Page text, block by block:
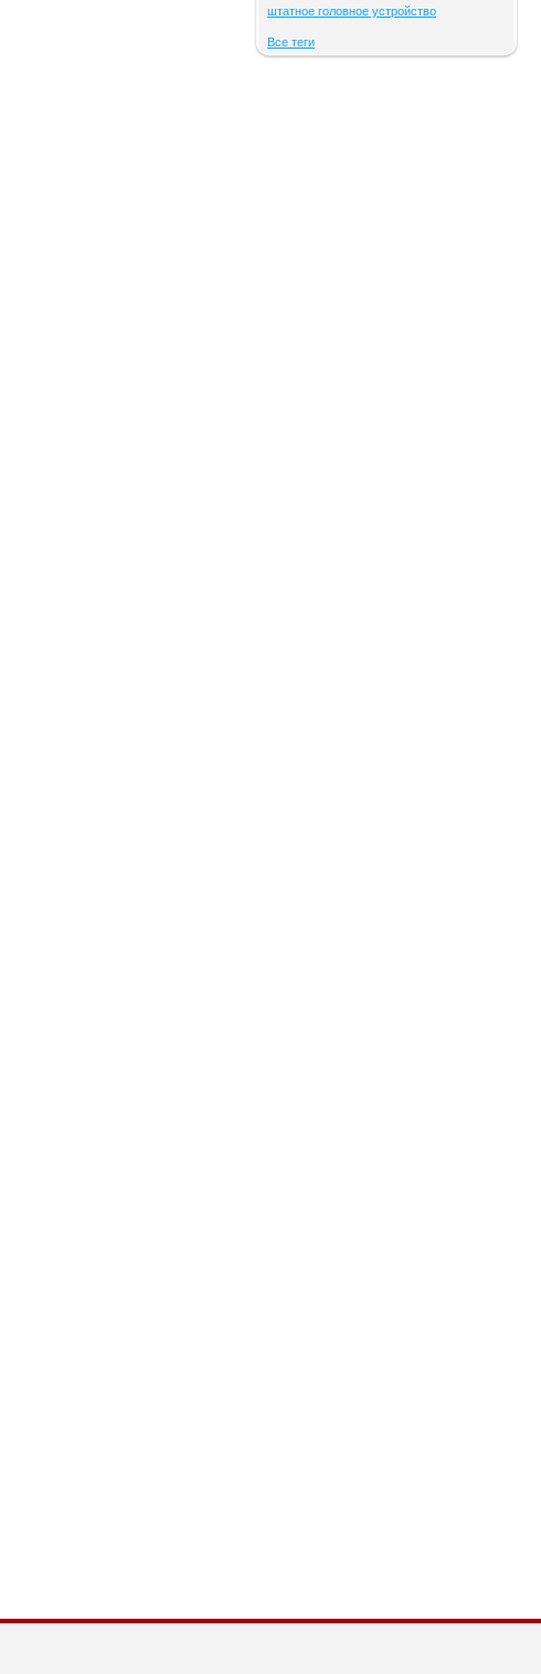
штатное головное устройство
Все теги